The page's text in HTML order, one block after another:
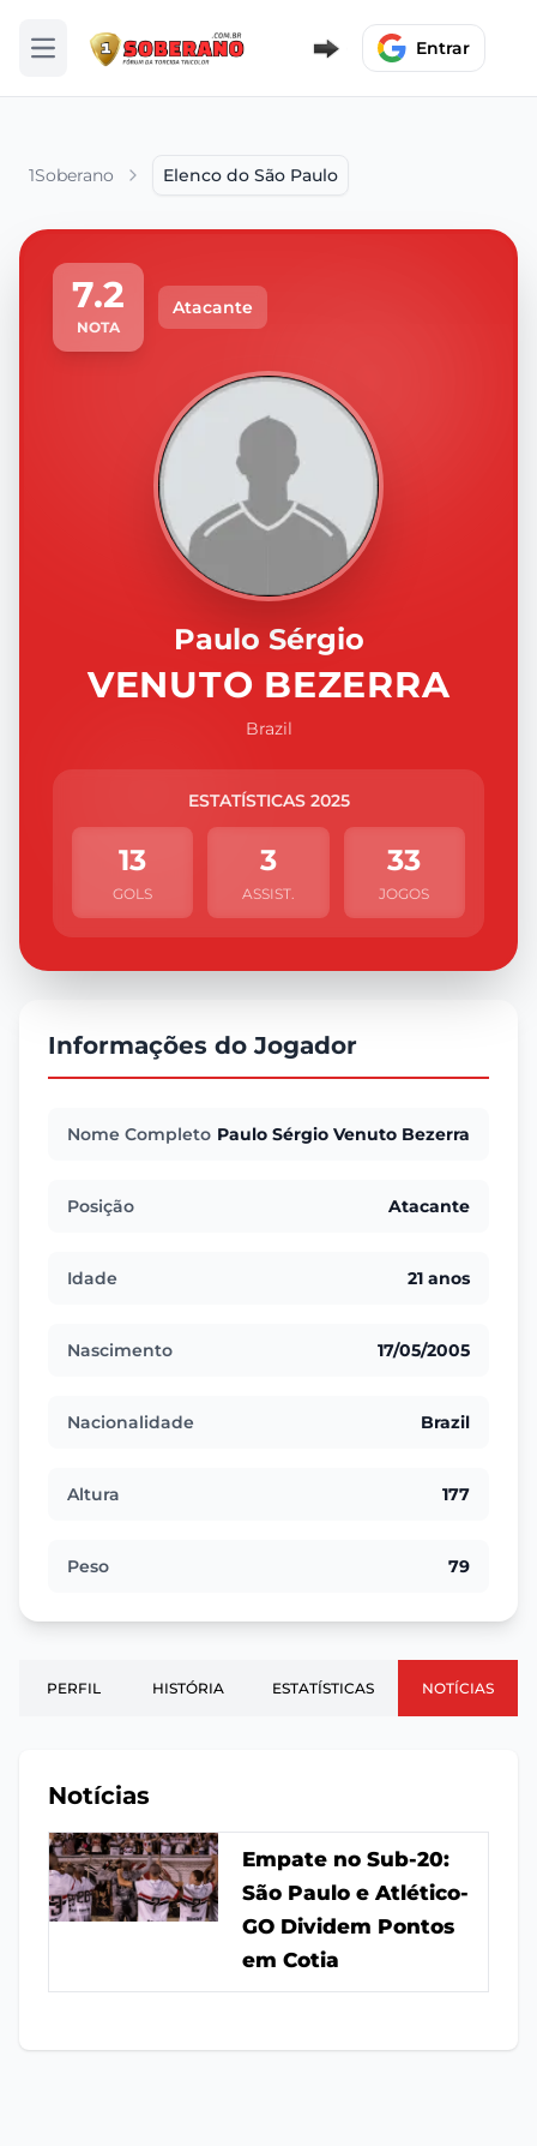
Abrir menu Entrar
1Soberano Elenco do São Paulo
7.2
NOTA
Atacante
Paulo Sérgio
VENUTO BEZERRA
Brazil
ESTATÍSTICAS 2025
13
GOLS
3
ASSIST.
33
JOGOS
Informações do Jogador
Nome Completo Paulo Sérgio Venuto Bezerra
Posição Atacante
Idade 21 anos
Nascimento 17/05/2005
Nacionalidade Brazil
Altura 177
Peso 79
PERFIL HISTÓRIA ESTATÍSTICAS NOTÍCIAS
Notícias
Empate no Sub-20:
São Paulo e Atlético-
GO Dividem Pontos
em Cotia